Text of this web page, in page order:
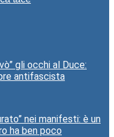
gli occhi al Duce:
antifascista
nei manifesti: è un
ha ben poco